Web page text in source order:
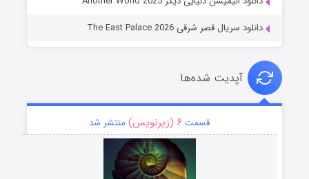
دانلود سریال قصر شرقی The East Palace 2026
آپدیت شده‌ها
قسمت ۶ (زیرنویس) منتشر شد